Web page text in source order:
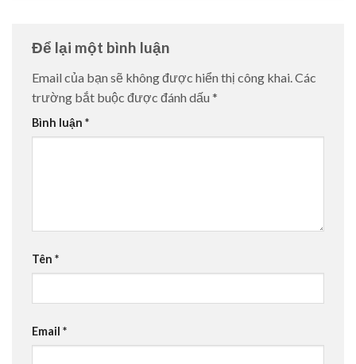
Để lại một bình luận
Email của bạn sẽ không được hiển thị công khai.Các
trường bắt buộc được đánh dấu *
Bình luận *
Tên *
Email *